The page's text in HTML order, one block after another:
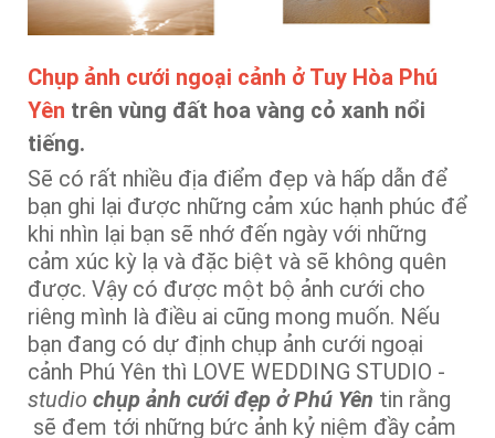
Chụp ảnh cưới ngoại cảnh ở Tuy Hòa Phú
Yên trên vùng đất hoa vàng cỏ xanh nổi
tiếng.
Sẽ có rất nhiều địa điểm đẹp và hấp dẫn để
bạn ghi lại được những cảm xúc hạnh phúc để
khi nhìn lại bạn sẽ nhớ đến ngày với những
cảm xúc kỳ lạ và đặc biệt và sẽ không quên
được. Vậy có được một bộ ảnh cưới cho
riêng mình là điều ai cũng mong muốn. Nếu
bạn đang có dự định chụp ảnh cưới ngoại
cảnh Phú Yên thì LOVE WEDDING STUDIO -
studio chụp ảnh cưới đẹp ở Phú Yên tin rằng
sẽ đem tới những bức ảnh kỷ niệm đầy cảm